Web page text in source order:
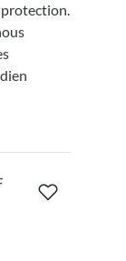
protection.